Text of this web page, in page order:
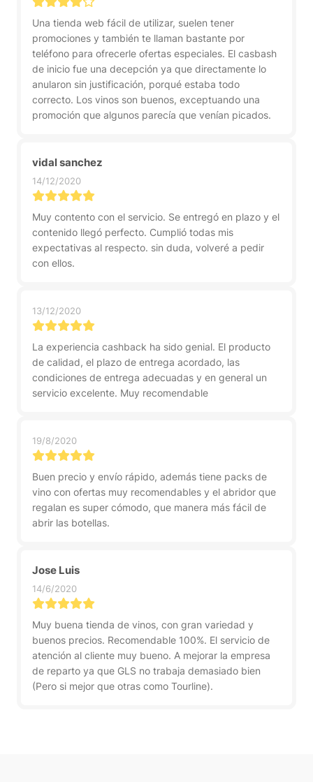
Una tienda web fácil de utilizar, suelen tener
promociones y también te llaman bastante por
teléfono para ofrecerle ofertas especiales. El casbash
de inicio fue una decepción ya que directamente lo
anularon sin justificación, porqué estaba todo
correcto. Los vinos son buenos, exceptuando una
promoción que algunos parecía que venían picados.
vidal sanchez
14/12/2020
Muy contento con el servicio. Se entregó en plazo y el
contenido llegó perfecto. Cumplió todas mis
expectativas al respecto. sin duda, volveré a pedir
con ellos.
13/12/2020
La experiencia cashback ha sido genial. El producto
de calidad, el plazo de entrega acordado, las
condiciones de entrega adecuadas y en general un
servicio excelente. Muy recomendable
19/8/2020
Buen precio y envío rápido, además tiene packs de
vino con ofertas muy recomendables y el abridor que
regalan es super cómodo, que manera más fácil de
abrir las botellas.
Jose Luis
14/6/2020
Muy buena tienda de vinos, con gran variedad y
buenos precios. Recomendable 100%. El servicio de
atención al cliente muy bueno. A mejorar la empresa
de reparto ya que GLS no trabaja demasiado bien
(Pero si mejor que otras como Tourline).